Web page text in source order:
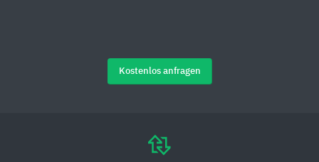
Kostenlos anfragen